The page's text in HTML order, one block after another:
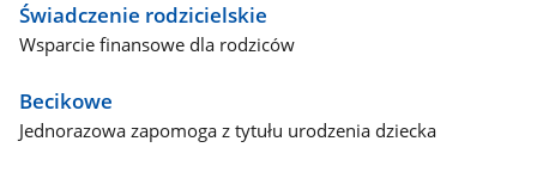
Świadczenie rodzicielskie
Wsparcie finansowe dla rodziców
Becikowe
Jednorazowa zapomoga z tytułu urodzenia dziecka